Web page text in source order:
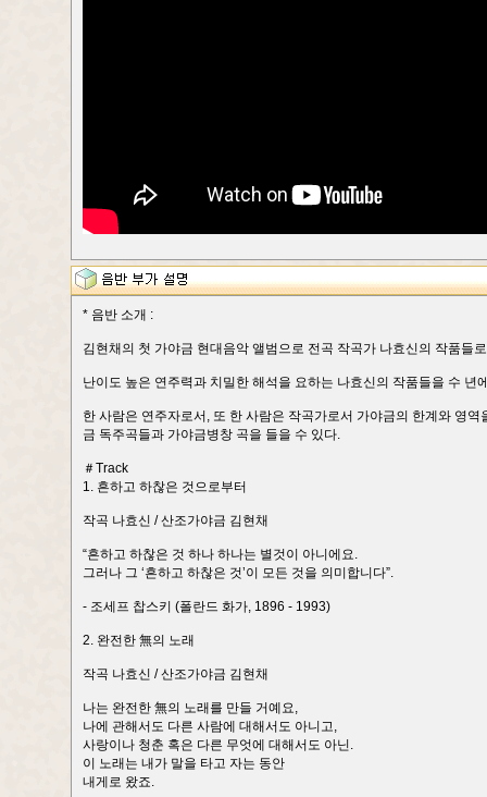
* 음반 소개 :
김현채의 첫 가야금 현대음악 앨범으로 전곡 작곡가 나효신의 작품들
난이도 높은 연주력과 치밀한 해석을 요하는 나효신의 작품들을 수
한 사람은 연주자로서, 또 한 사람은 작곡가로서 가야금의 한계와 영
금 독주곡들과 가야금병창 곡을 들을 수 있다.
＃Track
1. 흔하고 하찮은 것으로부터
작곡 나효신 / 산조가야금 김현채
“흔하고 하찮은 것 하나 하나는 별것이 아니에요.
그러나 그 ‘흔하고 하찮은 것’이 모든 것을 의미합니다”.
- 조세프 찹스키 (폴란드 화가, 1896 - 1993)
2. 완전한 無의 노래
작곡 나효신 / 산조가야금 김현채
나는 완전한 無의 노래를 만들 거예요,
나에 관해서도 다른 사람에 대해서도 아니고,
사랑이나 청춘 혹은 다른 무엇에 대해서도 아닌.
이 노래는 내가 말을 타고 자는 동안
내게로 왔죠.